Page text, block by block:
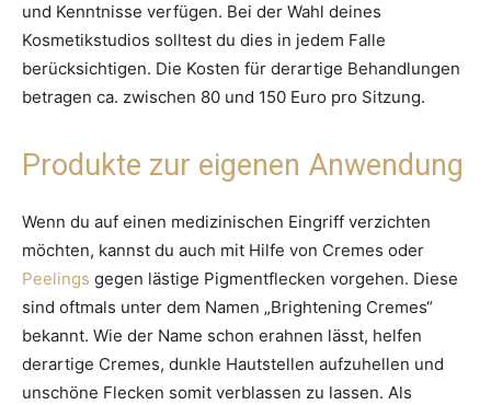
und Kenntnisse verfügen. Bei der Wahl deines
Kosmetikstudios solltest du dies in jedem Falle
berücksichtigen. Die Kosten für derartige Behandlungen
betragen ca. zwischen 80 und 150 Euro pro Sitzung.
Produkte zur eigenen Anwendung
Wenn du auf einen medizinischen Eingriff verzichten
möchten, kannst du auch mit Hilfe von Cremes oder
Peelings gegen lästige Pigmentflecken vorgehen. Diese
sind oftmals unter dem Namen „Brightening Cremes“
bekannt. Wie der Name schon erahnen lässt, helfen
derartige Cremes, dunkle Hautstellen aufzuhellen und
unschöne Flecken somit verblassen zu lassen. Als